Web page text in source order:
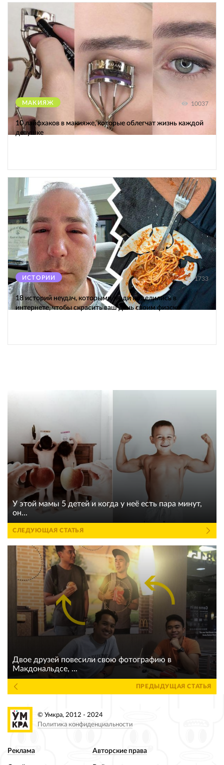
МАКИЯЖ 10037
10 лайфхаков в макияже, которые облегчат жизнь каждой
девушке
ИСТОРИИ 1733
18 историй неудач, которыми люди поделились в
интернете, чтобы скрасить ваш день своим фиаско
У этой мамы 5 детей и когда у неё есть пара минут,
он...
СЛЕДУЮЩАЯ СТАТЬЯ
Двое друзей повесили свою фотографию в
Макдональдсе, ...
ПРЕДЫДУЩАЯ СТАТЬЯ
Реклама Авторские права
© Умкра, 2012 - 2024
Политика конфиденциальности